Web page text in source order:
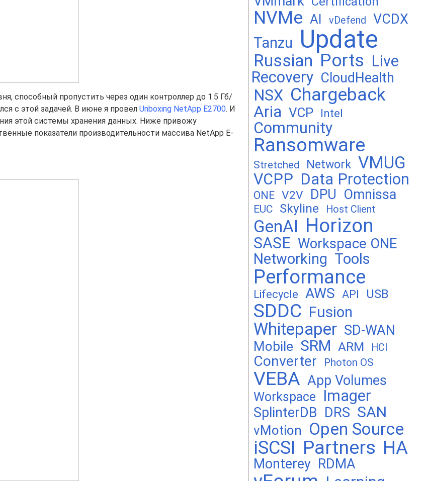
способный пропустить через один контроллер до 1.5 Гб/
с этой задачей. В июне я провёл Unboxing NetApp E2700. И
этой системы хранения данных. Ниже привожу
показатели производительности массива NetApp E-
NVMe AI vDefend VCDX
Tanzu Update
Russian Ports Live
Recovery CloudHealth
NSX Chargeback
Aria VCP Intel
Community
Ransomware
Stretched Network VMUG
VCPP Data Protection
ONE V2V DPU Omnissa
EUC Skyline Host Client
GenAI Horizon
SASE Workspace ONE
Networking Tools
Performance
Lifecycle AWS API USB
SDDC Fusion
Whitepaper SD-WAN
Mobile SRM ARM HCI
Converter Photon OS
VEBA App Volumes
Workspace Imager
SplinterDB DRS SAN
vMotion Open Source
iSCSI Partners HA
Monterey RDMA